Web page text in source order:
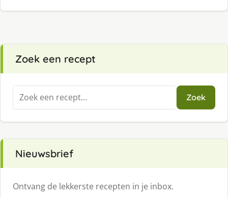
Zoek een recept
Zoeken
naar:
Zoek
Nieuwsbrief
Ontvang de lekkerste recepten in je inbox.